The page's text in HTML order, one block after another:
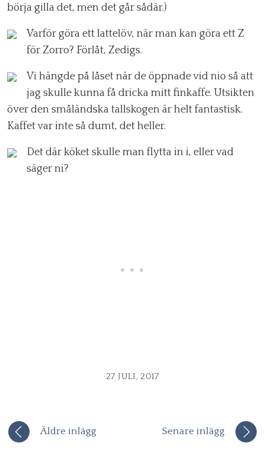
börja gilla det, men det går sådär.)
Varför göra ett lattelöv, när man kan göra ett Z
för Zorro? Förlåt, Zedigs.
Vi hängde på låset när de öppnade vid nio så att
jag skulle kunna få dricka mitt finkaffe. Utsikten
över den småländska tallskogen är helt fantastisk.
Kaffet var inte så dumt, det heller.
Det där köket skulle man flytta in i, eller vad
säger ni?
27 JULI, 2017
Äldre inlägg Senare inlägg